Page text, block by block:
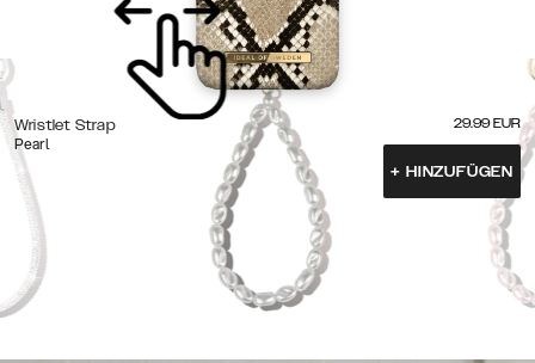
Wristlet Strap
Pearl
29.99 EUR
+ HINZUFÜGEN